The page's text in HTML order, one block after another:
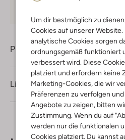
Um dir bestmöglich zu
Cookies auf unserer
analytische Cookies sorgen
ordnungsgemäß funktioniert
verbessert wird. Diese
platziert und erfordern keine
Marketing-Cookies, die wir
Präferenzen zu verfolgen
Angebote zu zeigen, bitten
Zustimmung. Wenn du auf
werden nur die funktionalen
Cookies platziert. Du kannst
Produktinformation
Lieferung & Rückgabe